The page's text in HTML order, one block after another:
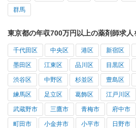
群馬
東京都の年収700万円以上の薬剤師求人
千代田区 中央区 港区 新宿区
墨田区 江東区 品川区 目黒区
渋谷区 中野区 杉並区 豊島区
練馬区 足立区 葛飾区 江戸川区
武蔵野市 三鷹市 青梅市 府中市
町田市 小金井市 小平市 日野市